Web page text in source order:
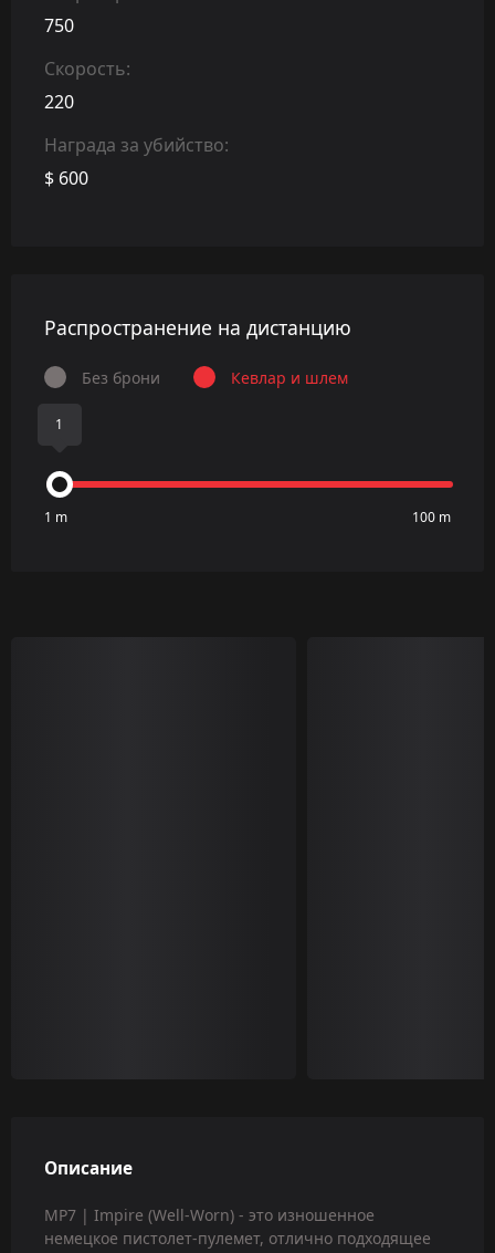
750
Скорость:
220
Награда за убийство:
$ 600
Распространение на дистанцию
Без брони Кевлар и шлем
1
1 m 100 m
Описание
MP7 | Impire (Well-Worn) - это изношенное
немецкое пистолет-пулемет, отлично подходящее